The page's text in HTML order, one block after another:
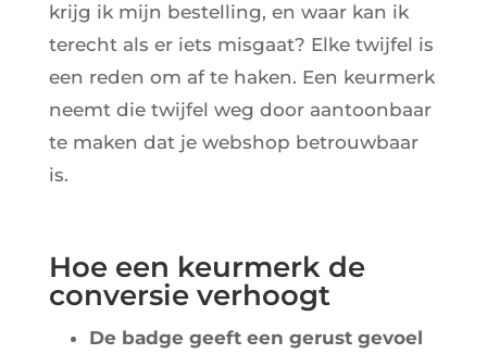
krijg ik mijn bestelling, en waar kan ik
terecht als er iets misgaat? Elke twijfel is
een reden om af te haken. Een keurmerk
neemt die twijfel weg door aantoonbaar
te maken dat je webshop betrouwbaar
is.
Hoe een keurmerk de
conversie verhoogt
De badge geeft een gerust gevoel